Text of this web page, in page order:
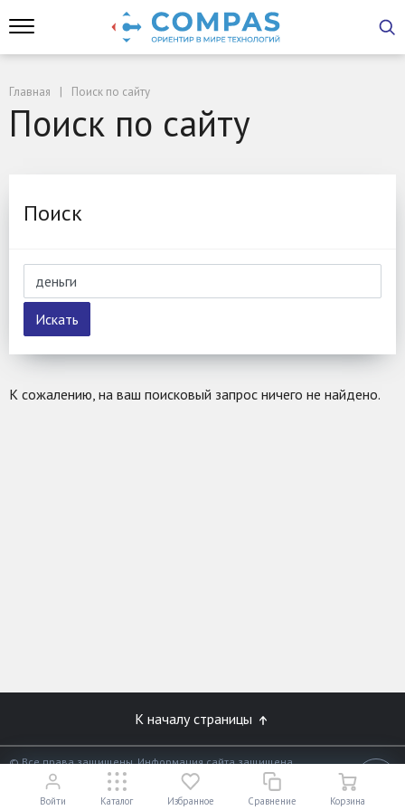
Главная Поиск по сайту
Поиск по сайту
Поиск
К сожалению, на ваш поисковый запрос ничего не найдено.
К началу страницы
© Все права защищены. Информация сайта защищена
законом об авторских правах.
Разработано в
«АЛЬФА Системс»
Войти Каталог Избранное Сравнение Корзина